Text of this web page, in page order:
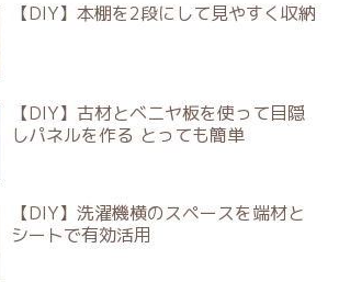
【DIY】本棚を2段にして見やすく収納
【DIY】古材とベニヤ板を使って目隠
しパネルを作る とっても簡単
【DIY】洗濯機横のスペースを端材と
シートで有効活用